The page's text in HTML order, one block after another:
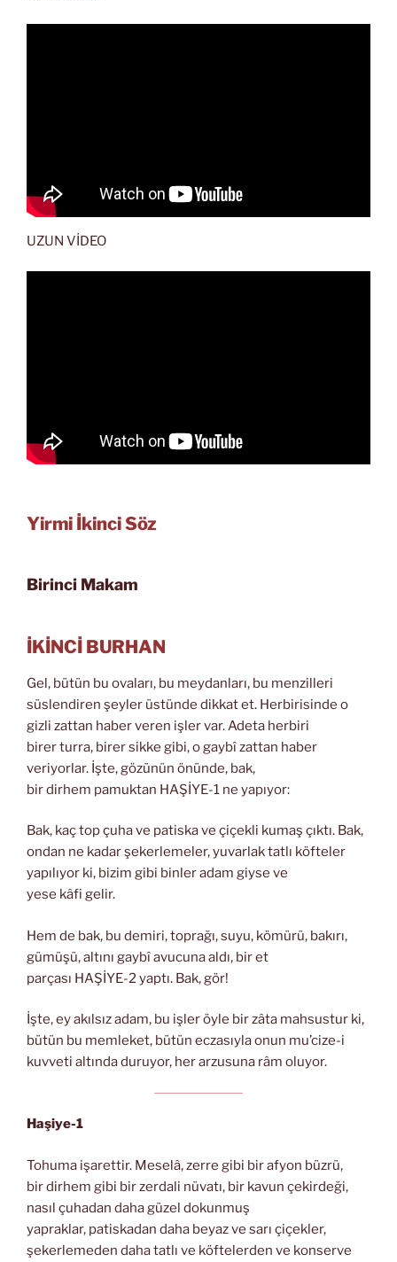
UZUN VİDEO
Yirmi İkinci Söz
Birinci Makam
İKİNCİ BURHAN
Gel, bütün bu ovaları, bu meydanları, bu menzilleri
süslendiren şeyler üstünde dikkat et. Herbirisinde o
gizli zattan haber veren işler var. Adeta herbiri
birer turra, birer sikke gibi, o gaybî zattan haber
veriyorlar. İşte, gözünün önünde, bak,
bir dirhem pamuktan HAŞİYE-1 ne yapıyor:
Bak, kaç top çuha ve patiska ve çiçekli kumaş çıktı. Bak,
ondan ne kadar şekerlemeler, yuvarlak tatlı köfteler
yapılıyor ki, bizim gibi binler adam giyse ve
yese kâfi gelir.
Hem de bak, bu demiri, toprağı, suyu, kömürü, bakırı,
gümüşü, altını gaybî avucuna aldı, bir et
parçası HAŞİYE-2 yaptı. Bak, gör!
İşte, ey akılsız adam, bu işler öyle bir zâta mahsustur ki,
bütün bu memleket, bütün eczasıyla onun mu’cize-i
kuvveti altında duruyor, her arzusuna râm oluyor.
Haşiye-1
Tohuma işarettir. Meselâ, zerre gibi bir afyon büzrü,
bir dirhem gibi bir zerdali nüvatı, bir kavun çekirdeği,
nasıl çuhadan daha güzel dokunmuş
yapraklar, patiskadan daha beyaz ve sarı çiçekler,
şekerlemeden daha tatlı ve köftelerden ve konserve